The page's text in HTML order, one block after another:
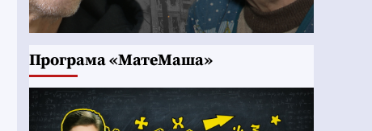
Програма «МатеМаша»